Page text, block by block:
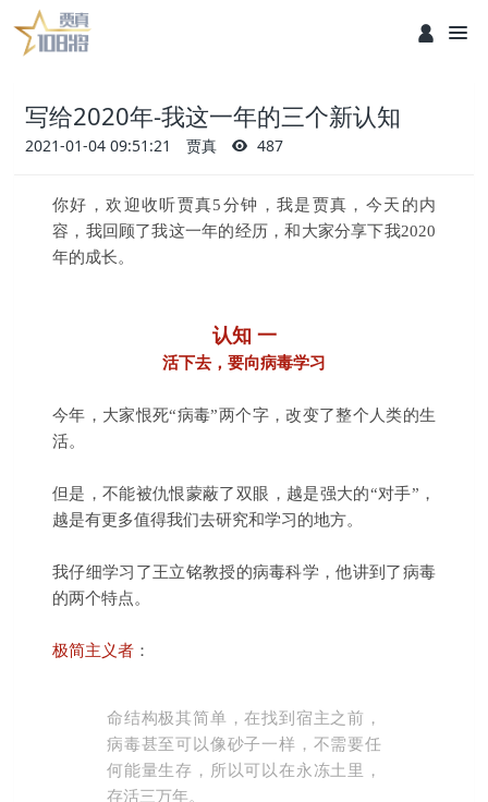
写给2020年-我这一年的三个新认知
2021-01-04 09:51:21 贾真 487
你好，欢迎收听贾真5分钟，我是贾真，今天的内
容，我回顾了我这一年的经历，和大家分享下我2020
年的成长。
认知 一
活下去，要向病毒学习
今年，大家恨死“病毒”两个字，改变了整个人类的生
活。
但是，不能被仇恨蒙蔽了双眼，越是强大的“对手”，
越是有更多值得我们去研究和学习的地方。
我仔细学习了王立铭教授的病毒科学，他讲到了病毒
的两个特点。
极简主义者 ：
命结构极其简单，在找到宿主之前，
病毒甚至可以像砂子一样，不需要任
何能量生存，所以可以在永冻土里，
存活三万年。